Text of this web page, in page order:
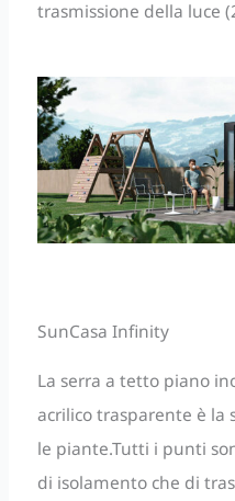
trasmissione della luce
SunCasa Infinity
La serra a tetto piano
acrilico trasparente è la
le piante.Tutti i punti
di isolamento che di